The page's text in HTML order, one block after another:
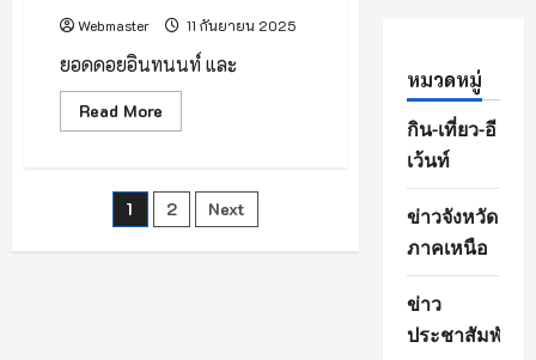
Webmaster 11 กันยายน 2025
ยอดดอยอินทนนท์ และ
Read More
more
ที่
11
กันยายน
Posts
pagination
1 2 Next
หมวดหมู่
กิน-เที่ยว-อี
เว้นท์
ข่าวจังหวัด
ภาคเหนือ
ข่าว
ประชาสัมพันธ์